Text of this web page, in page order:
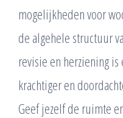
mogelijkheden voor
de algehele structuur
revisie en herziening
krachtiger en
Geef jezelf de ruimte